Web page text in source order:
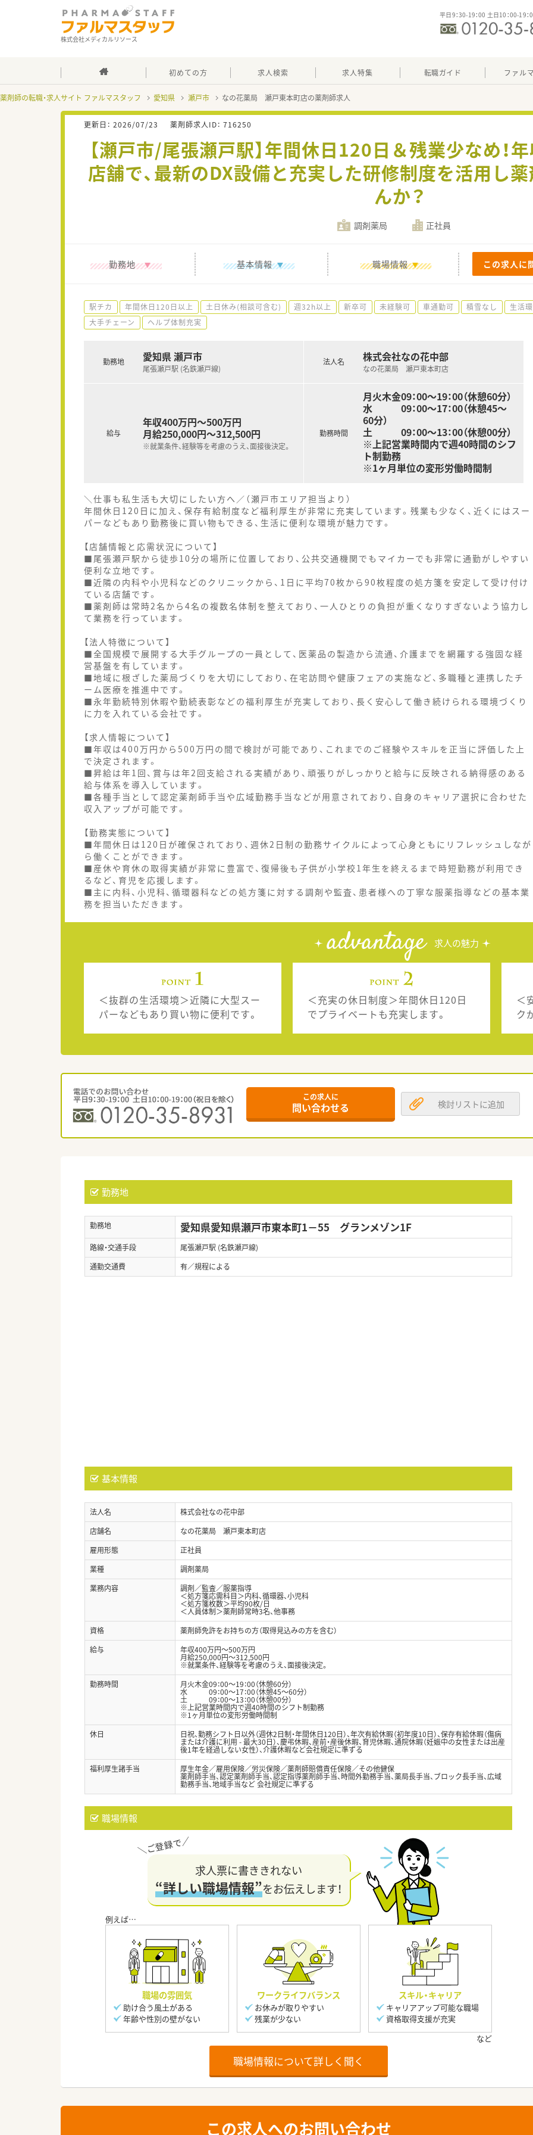
株式会社メディカルリソース
平日9：30-19：00 土日10：00-19：
初めての方 求人検索 求人特集 転職ガイド ファル
薬剤師の転職・求人サイト ファルマスタッフ 愛知県 瀬戸市 なの花薬局 瀬戸東本町店の薬剤師求人
更新日： 2026/07/23 薬剤師求人ID： 716250
【瀬戸市/尾張瀬戸駅】年間休日120日＆残業少なめ！
店舗で、最新のDX設備と充実した研修制度を活用し
んか？
調剤薬局 正社員
勤務地 基本情報 職場情報 この求人に
駅チカ 年間休日120日以上 土日休み(相談可含む) 週32h以上 新卒可 未経験可 車通勤可 積雪なし 生活
大手チェーン
ヘルプ体制充実
勤務地 愛知県 瀬戸市
尾張瀬戸駅 (名鉄瀬戸線)
給与
年収400万円～500万円
月給250,000円～312,500円
※就業条件、経験等を考慮のうえ、面接後決定。
法人名 株式会社なの花中部
なの花薬局 瀬戸東本町店
勤務時間
月火木金09：00～19：00（休憩60分）
水 09：00～17：00（休憩45～
60分）
土 09：00～13：00（休憩00分）
※上記営業時間内で週40時間のシフ
ト制勤務
※1ヶ月単位の変形労働時間制
＼仕事も私生活も大切にしたい方へ／（瀬戸市エリア担当より）
年間休日120日に加え、保存有給制度など福利厚生が非常に充実しています。残業も少なく、近くにはスー
パーなどもあり勤務後に買い物もできる、生活に便利な環境が魅力です。
【店舗情報と応需状況について】
■尾張瀬戸駅から徒歩10分の場所に位置しており、公共交通機関でもマイカーでも非常に通勤がしやすい
便利な立地です。
■近隣の内科や小児科などのクリニックから、1日に平均70枚から90枚程度の処方箋を安定して受け付け
ている店舗です。
■薬剤師は常時2名から4名の複数名体制を整えており、一人ひとりの負担が重くなりすぎないよう協力し
て業務を行っています。
【法人特徴について】
■全国規模で展開する大手グループの一員として、医薬品の製造から流通、介護までを網羅する強固な経
営基盤を有しています。
■地域に根ざした薬局づくりを大切にしており、在宅訪問や健康フェアの実施など、多職種と連携したチ
ーム医療を推進中です。
■永年勤続特別休暇や勤続表彰などの福利厚生が充実しており、長く安心して働き続けられる環境づくり
に力を入れている会社です。
【求人情報について】
■年収は400万円から500万円の間で検討が可能であり、これまでのご経験やスキルを正当に評価した上
で決定されます。
■昇給は年1回、賞与は年2回支給される実績があり、頑張りがしっかりと給与に反映される納得感のある
給与体系を導入しています。
■各種手当として認定薬剤師手当や広域勤務手当などが用意されており、自身のキャリア選択に合わせた
収入アップが可能です。
【勤務実態について】
■年間休日は120日が確保されており、週休2日制の勤務サイクルによって心身ともにリフレッシュしなが
ら働くことができます。
■産休や育休の取得実績が非常に豊富で、復帰後も子供が小学校1年生を終えるまで時短勤務が利用でき
るなど、育児を応援します。
■主に内科、小児科、循環器科などの処方箋に対する調剤や監査、患者様への丁寧な服薬指導などの基本業
務を担当いただきます。
advantage 求人の魅力
＜抜群の生活環境＞近隣に大型スー
パーなどもあり買い物に便利です。
＜充実の休日制度＞年間休日120日
でプライベートも充実します。
＜
ク
この求人に
問い合わせる 検討リストに追加
勤務地
勤務地 愛知県愛知県瀬戸市東本町1－55 グランメゾン1F
路線・交通手段
尾張瀬戸駅 (名鉄瀬戸線)
通勤交通費
有／規程による
基本情報
法人名
株式会社なの花中部
店舗名
なの花薬局 瀬戸東本町店
雇用形態
正社員
業種
調剤薬局
業務内容
調剤／監査／服薬指導
＜処方箋応需科目＞内科、循環器、小児科
＜処方箋枚数＞平均90枚/日
＜人員体制＞薬剤師常時3名、他事務
資格
薬剤師免許をお持ちの方（取得見込みの方を含む）
給与
年収400万円～500万円
月給250,000円～312,500円
※就業条件、経験等を考慮のうえ、面接後決定。
勤務時間
月火木金09：00～19：00（休憩60分）
水 09：00～17：00（休憩45～60分）
土 09：00～13：00（休憩00分）
※上記営業時間内で週40時間のシフト制勤務
※1ヶ月単位の変形労働時間制
休日
日祝、勤務シフト日以外（週休2日制・年間休日120日）、年次有給休暇（初年度10日）、保存有給休暇（傷病
または介護に利用 - 最大30日）、慶弔休暇、産前・産後休暇、育児休暇、通院休暇（妊娠中の女性または出産
後1年を経過しない女性）、介護休暇など会社規定に準ずる
福利厚生諸手当
厚生年金／雇用保険／労災保険／薬剤師賠償責任保険／その他健保
薬剤師手当、認定薬剤師手当、認定指導薬剤師手当、時間外勤務手当、薬局長手当、ブロック長手当、広域
勤務手当、地域手当など 会社規定に準ずる
職場情報
求人票に書ききれない
“詳しい職場情報”をお伝えします！
職場の雰囲気
助け合う風土がある
年齢や性別の壁がない
ワークライフバランス
お休みが取りやすい
残業が少ない
スキル・キャリア
キャリアアップ可能な職場
資格取得支援が充実
職場情報について詳しく聞く
この求人へのお問い合わせ